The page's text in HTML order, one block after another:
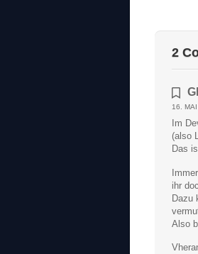
2
16.
Im
(also
Das
ihr
Dazu
Also